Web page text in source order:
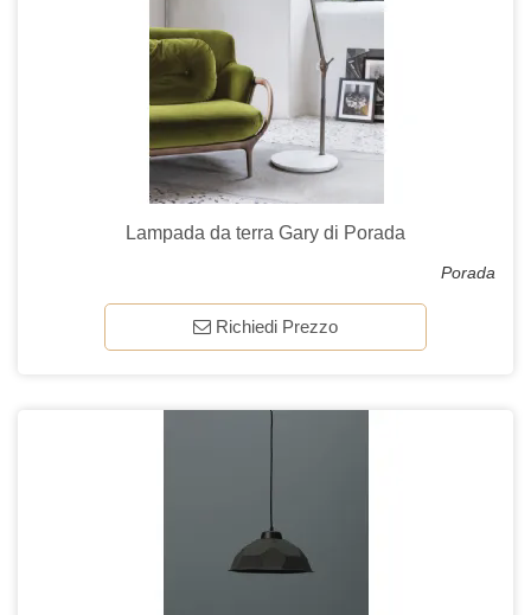
Lampada da terra Gary di Porada
Porada
Richiedi Prezzo